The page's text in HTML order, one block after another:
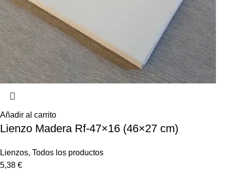
Añadir al carrito
Lienzo Madera Rf-47×16 (46×27 cm)
Lienzos, Todos los productos
5,38 €